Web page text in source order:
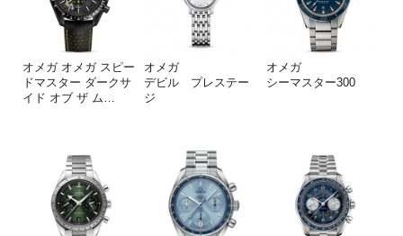
オメガ オメガ スピー
ドマスター ダークサ
イド オブ ザ ム…
オメガ
デビル プレステー
ジ
オメガ
シーマスター300